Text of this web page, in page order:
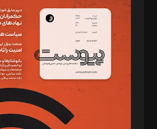
سردبیر: مهرک محمودی
دبیر تحریریه: میثم قاسمی
د‌بیر ناداستان: سمانه سمیع
د‌بیر خدمت و تجارت: ابوالفضل رجبی
د‌بیر حقوق فناوری: حسام‌الدین ایپکچی
د‌بیر پیوست جهان: مینا پاکدل
د‌بیر تحریریه آنلاین: بابک نقاش
تحریریه‌: مجتبی محمود‌ی، آرش برهمند،